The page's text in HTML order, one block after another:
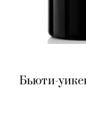
Бьюти-